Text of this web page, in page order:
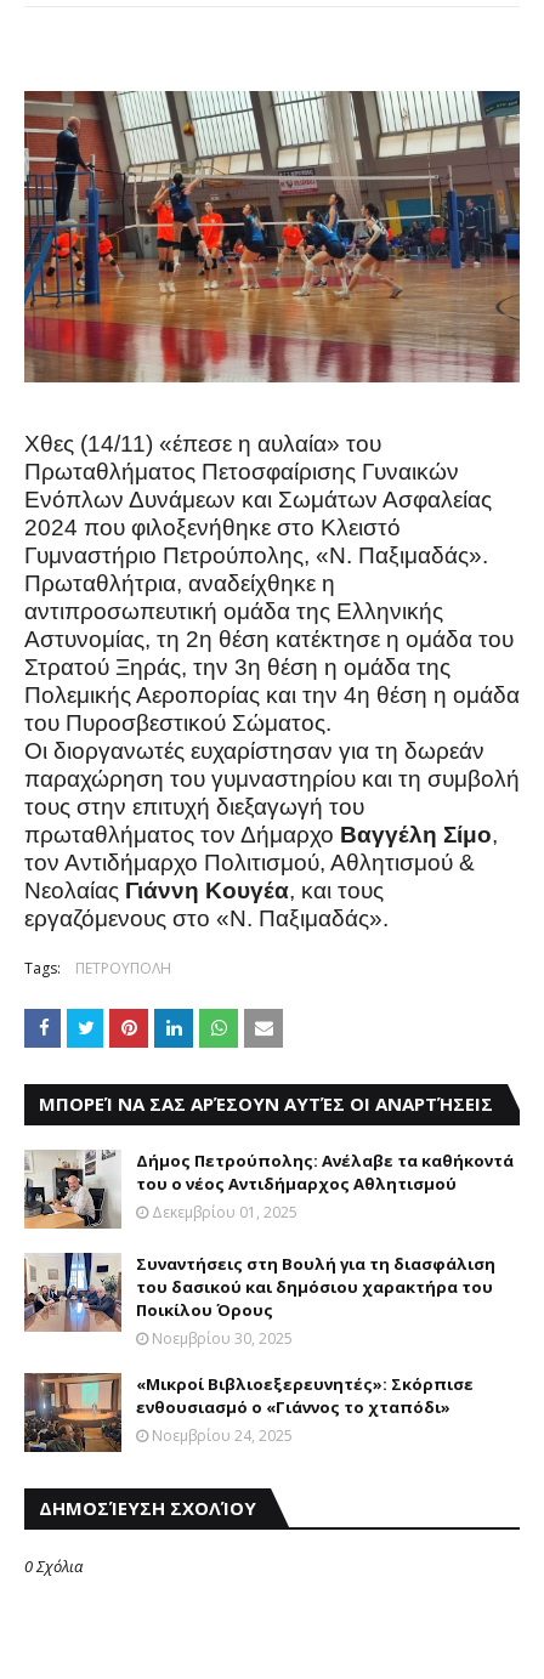
Χθες (14/11) «έπεσε η αυλαία» του
Πρωταθλήματος Πετοσφαίρισης Γυναικών
Ενόπλων Δυνάμεων και Σωμάτων Ασφαλείας
2024 που φιλοξενήθηκε στο Κλειστό
Γυμναστήριο Πετρούπολης, «Ν. Παξιμαδάς».
Πρωταθλήτρια, αναδείχθηκε η
αντιπροσωπευτική ομάδα της Ελληνικής
Αστυνομίας, τη 2η θέση κατέκτησε η ομάδα του
Στρατού Ξηράς, την 3η θέση η ομάδα της
Πολεμικής Αεροπορίας και την 4η θέση η ομάδα
του Πυροσβεστικού Σώματος.
Οι διοργανωτές ευχαρίστησαν για τη δωρεάν
παραχώρηση του γυμναστηρίου και τη συμβολή
τους στην επιτυχή διεξαγωγή του
πρωταθλήματος τον Δήμαρχο Βαγγέλη Σίμο,
τον Αντιδήμαρχο Πολιτισμού, Αθλητισμού &
Νεολαίας Γιάννη Κουγέα, και τους
εργαζόμενους στο «Ν. Παξιμαδάς».
Tags: ΠΕΤΡΟΥΠΟΛΗ
ΜΠΟΡΕΊ ΝΑ ΣΑΣ ΑΡΈΣΟΥΝ ΑΥΤΈΣ ΟΙ ΑΝΑΡΤΉΣΕΙΣ
Δήμος Πετρούπολης: Ανέλαβε τα καθήκοντά
του ο νέος Αντιδήμαρχος Αθλητισμού
Δεκεμβρίου 01, 2025
Συναντήσεις στη Βουλή για τη διασφάλιση
του δασικού και δημόσιου χαρακτήρα του
Ποικίλου Όρους
Νοεμβρίου 30, 2025
«Μικροί Βιβλιοεξερευνητές»: Σκόρπισε
ενθουσιασμό ο «Γιάννος το χταπόδι»
Νοεμβρίου 24, 2025
ΔΗΜΟΣΊΕΥΣΗ ΣΧΟΛΊΟΥ
0 Σχόλια